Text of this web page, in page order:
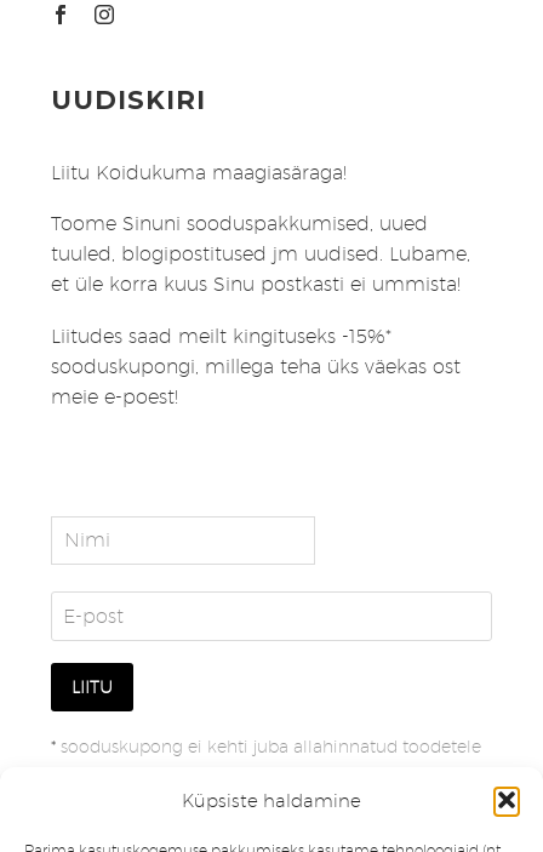
Küpsiste haldamine
UUDISKIRI
Liitu Koidukuma maagiasäraga!
Toome Sinuni sooduspakkumised, uued
tuuled, blogipostitused jm uudised. Lubame,
et üle korra kuus Sinu postkasti ei ummista!
Liitudes saad meilt kingituseks -15%*
sooduskupongi, millega teha üks väekas ost
meie e-poest!
* sooduskupong ei kehti juba allahinnatud toodetele